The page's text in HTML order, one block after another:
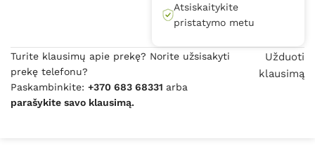
Atsiskaitykite
pristatymo metu
Turite klausimų apie prekę? Norite užsisakyti
prekę telefonu?
Paskambinkite: +370 683 68331 arba
parašykite savo klausimą.
Užduoti
klausimą